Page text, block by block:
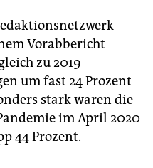
Vorabbericht
zu 2019
um fast 24 Prozent
stark waren die
im April 2020
44 Prozent.